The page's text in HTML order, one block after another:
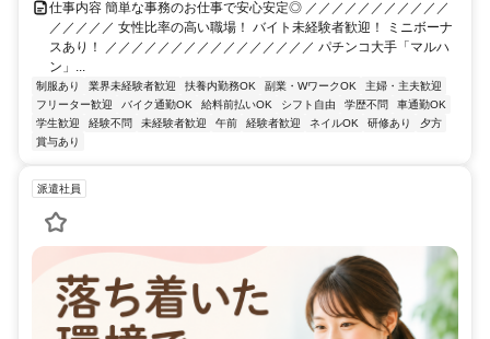
仕事内容 簡単な事務のお仕事で安心安定◎ ／／／／／／／／／／／
／／／／／ 女性比率の高い職場！ バイト未経験者歓迎！ ミニボーナ
スあり！ ／／／／／／／／／／／／／／／／ パチンコ大手「マルハ
ン」...
制服あり 業界未経験者歓迎 扶養内勤務OK 副業・WワークOK
主婦・主夫歓迎
フリーター歓迎
バイク通勤OK 給料前払いOK シフト自由 学歴不問
車通勤OK
学生歓迎
経験不問 未経験者歓迎 午前 経験者歓迎 ネイルOK 研修あり
夕方
賞与あり
派遣社員